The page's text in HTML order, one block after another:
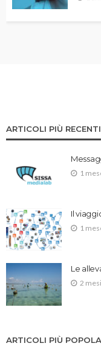
ARTICOLI PIÙ RECENTI
1
Il
1
Le
2
ARTICOLI PIÙ